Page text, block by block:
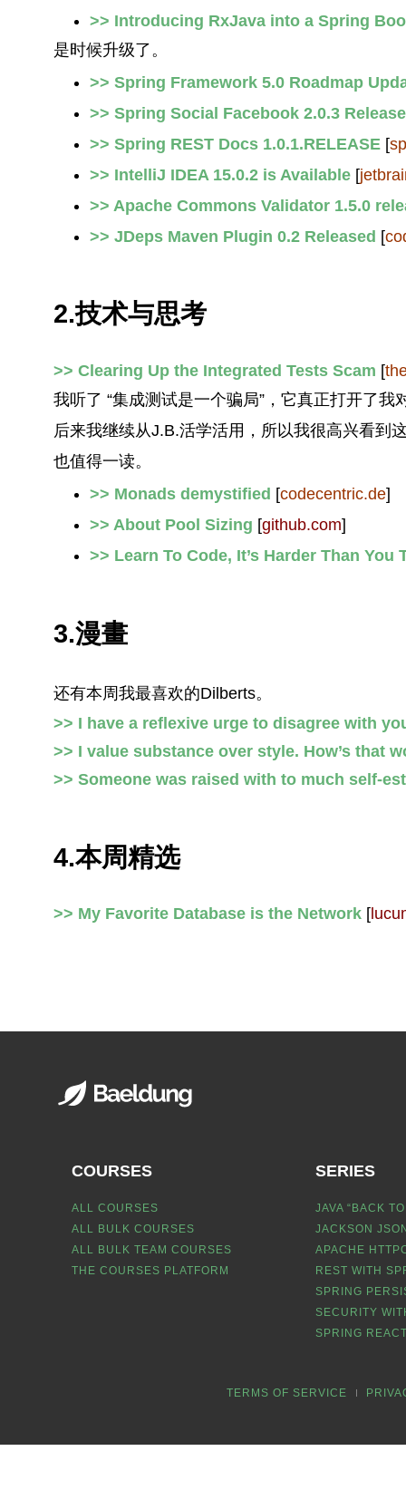
>> Introducing RxJava into a Spring
是时候升级了。
>> Spring Framework 5.0 Roadmap
>> Spring Social Facebook 2.0.3
>> Spring REST Docs 1.0.1.RELEASE[
>> IntelliJ IDEA 15.0.2 is Available[
>> Apache Commons Validator 1.5.0
>> JDeps Maven Plugin 0.2 Released [
2.技术与思考
>> Clearing Up the Integrated Tests Scam [
我听了 “集成测试是一个骗局”，它真正打开了我
后来我继续从J.B.活学活用，所以我很高兴看到
也值得一读。
>> Monads demystified [codecentric.de]
>> About Pool Sizing [github.com]
>> Learn To Code, It’s Harder Than You
3.漫畫
还有本周我最喜欢的Dilberts。
>> I have a reflexive urge to disagree with
>> I value substance over style. How’s that
>> Someone was raised with to much self-
4.本周精选
>> My Favorite Database is the Network [
COURSES
ALL COURSES
ALL BULK COURSES
ALL BULK TEAM COURSES
THE COURSES PLATFORM
SERIES
JAVA “BACK
JACKSON
APACHE
REST WITH
SPRING
SECURITY
SPRING
TERMS OF SERVICE